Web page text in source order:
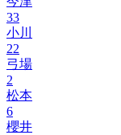
33
小川
22
弓場
2
松本
6
櫻井